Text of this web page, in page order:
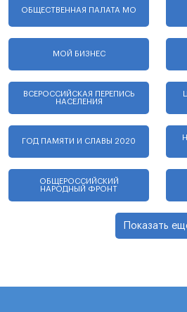
ОБЩЕСТВЕННАЯ ПАЛАТА МО
МОЙ БИЗНЕС
ВСЕРОССИЙСКАЯ ПЕРЕПИСЬ
НАСЕЛЕНИЯ
ГОД ПАМЯТИ И СЛАВЫ 2020
ОБЩЕРОССИЙСКИЙ
НАРОДНЫЙ ФРОНТ
Показать